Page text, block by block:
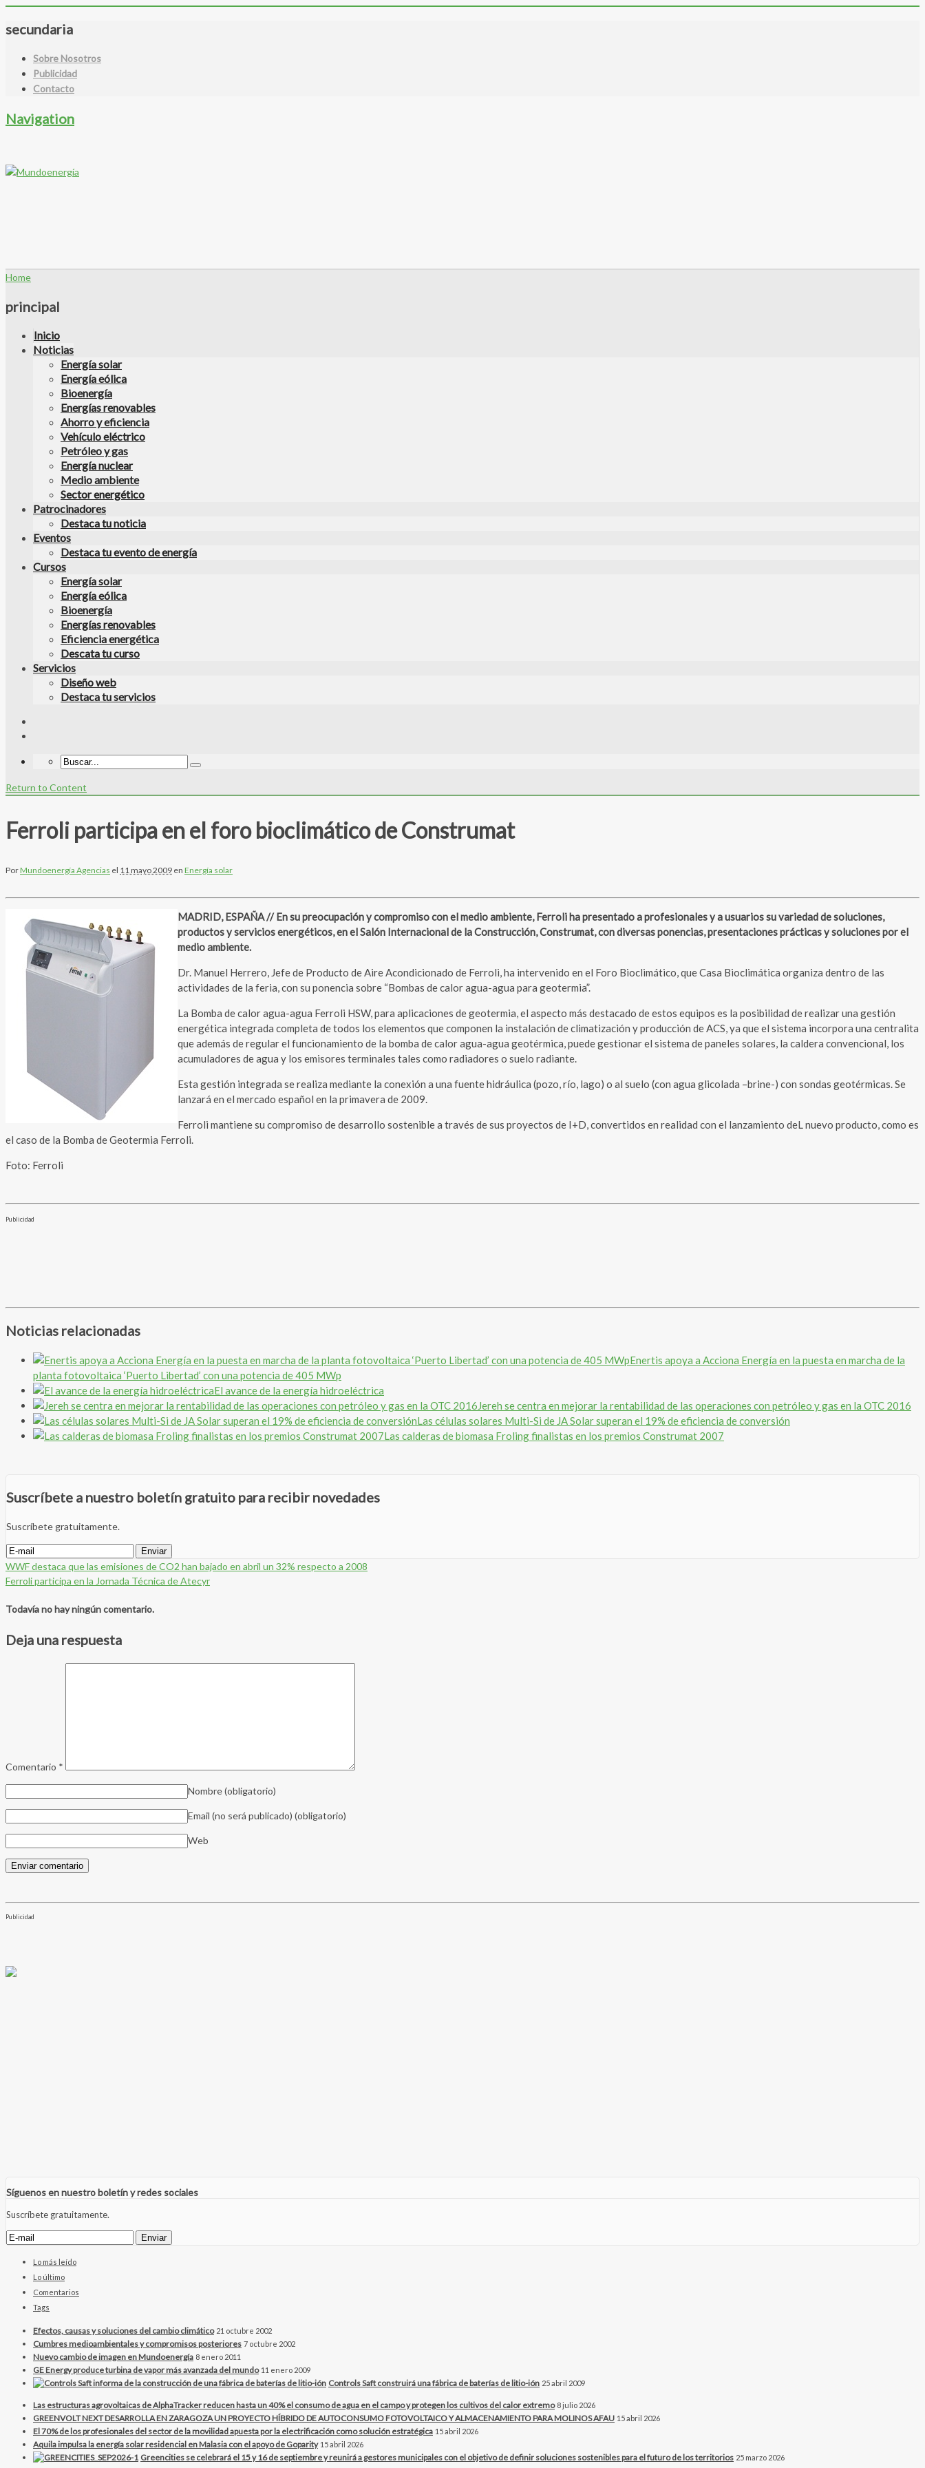
secundaria
Sobre Nosotros
Publicidad
Contacto
Navigation
Home
principal
Inicio
Noticias
Energía solar
Energía eólica
Bioenergía
Energías renovables
Ahorro y eficiencia
Vehículo eléctrico
Petróleo y gas
Energía nuclear
Medio ambiente
Sector energético
Patrocinadores
Destaca tu noticia
Eventos
Destaca tu evento de energía
Cursos
Energía solar
Energía eólica
Bioenergía
Energías renovables
Eficiencia energética
Descata tu curso
Servicios
Diseño web
Destaca tu servicios
Return to Content
Ferroli participa en el foro bioclimático de Construmat
PorMundoenergía Agencias el 11 mayo 2009 en Energía solar
MADRID, ESPAÑA // En su preocupación y compromiso con el medio ambiente, Ferroli ha presentado a profesionales y a usuarios su variedad de soluciones,
productos y servicios energéticos, en el Salón Internacional de la Construcción, Construmat, con diversas ponencias, presentaciones prácticas y soluciones por el
medio ambiente.
Dr. Manuel Herrero, Jefe de Producto de Aire Acondicionado de Ferroli, ha intervenido en el Foro Bioclimático, que Casa Bioclimática organiza dentro de las
actividades de la feria, con su ponencia sobre “Bombas de calor agua-agua para geotermia”.
La Bomba de calor agua-agua Ferroli HSW, para aplicaciones de geotermia, el aspecto más destacado de estos equipos es la posibilidad de realizar una gestión
energética integrada completa de todos los elementos que componen la instalación de climatización y producción de ACS, ya que el sistema incorpora una centralita
que además de regular el funcionamiento de la bomba de calor agua-agua geotérmica, puede gestionar el sistema de paneles solares, la caldera convencional, los
acumuladores de agua y los emisores terminales tales como radiadores o suelo radiante.
Esta gestión integrada se realiza mediante la conexión a una fuente hidráulica (pozo, río, lago) o al suelo (con agua glicolada –brine-) con sondas geotérmicas. Se
lanzará en el mercado español en la primavera de 2009.
Ferroli mantiene su compromiso de desarrollo sostenible a través de sus proyectos de I+D, convertidos en realidad con el lanzamiento deL nuevo producto, como es
el caso de la Bomba de Geotermia Ferroli.
Foto: Ferroli
Publicidad
Noticias relacionadas
Enertis apoya a Acciona Energía en la puesta en marcha de la
planta fotovoltaica ‘Puerto Libertad’ con una potencia de 405 MWp
El avance de la energía hidroeléctrica
Jereh se centra en mejorar la rentabilidad de las operaciones con petróleo y gas en la OTC 2016
Las células solares Multi-Si de JA Solar superan el 19% de eficiencia de conversión
Las calderas de biomasa Froling finalistas en los premios Construmat 2007
Suscríbete a nuestro boletín gratuito para recibir novedades
Suscríbete gratuitamente.
WWF destaca que las emisiones de CO2 han bajado en abril un 32% respecto a 2008
Ferroli participa en la Jornada Técnica de Atecyr
Todavía no hay ningún comentario.
Deja una respuesta
Comentario *
Nombre(obligatorio)
Email (no será publicado) (obligatorio)
Web
Publicidad
Síguenos en nuestro boletín y redes sociales
Suscríbete gratuitamente.
Lo más leído
Lo último
Comentarios
Tags
Efectos, causas y soluciones del cambio climático 21 octubre 2002
Cumbres medioambientales y compromisos posteriores 7 octubre 2002
Nuevo cambio de imagen en Mundoenergía 8 enero 2011
GE Energy produce turbina de vapor más avanzada del mundo 11 enero 2009
Controls Saft construirá una fábrica de baterías de litio-ión 25 abril 2009
Las estructuras agrovoltaicas de AlphaTracker reducen hasta un 40% el consumo de agua en el campo y protegen los cultivos del calor extremo 8 julio 2026
GREENVOLT NEXT DESARROLLA EN ZARAGOZA UN PROYECTO HÍBRIDO DE AUTOCONSUMO FOTOVOLTAICO Y ALMACENAMIENTO PARA MOLINOS AFAU 15 abril 2026
El 70% de los profesionales del sector de la movilidad apuesta por la electrificación como solución estratégica 15 abril 2026
Aquila impulsa la energía solar residencial en Malasia con el apoyo de Goparity 15 abril 2026
Greencities se celebrará el 15 y 16 de septiembre y reunirá a gestores municipales con el objetivo de definir soluciones sostenibles para el futuro de los territorios 25 marzo 2026